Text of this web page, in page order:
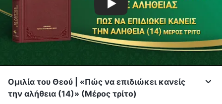
Ομιλία του Θεού | «Πώς να επιδιώκει κανείς
την αλήθεια (14)» (Μέρος τρίτο)